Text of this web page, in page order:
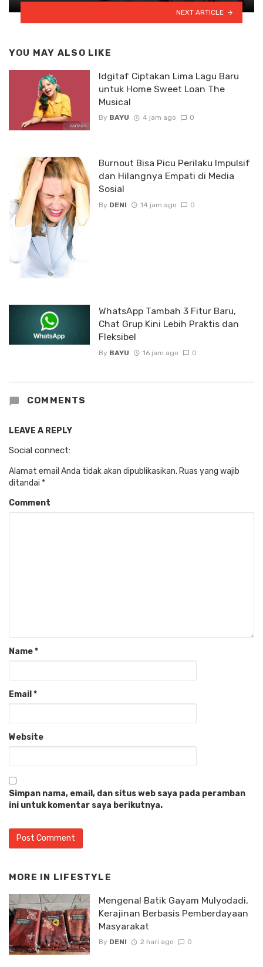
NEXT ARTICLE
YOU MAY ALSO LIKE
Idgitaf Ciptakan Lima Lagu Baru
untuk Home Sweet Loan The
Musical
By BAYU 4 jam ago 0
Burnout Bisa Picu Perilaku Impulsif
dan Hilangnya Empati di Media
Sosial
By DENI 14 jam ago 0
WhatsApp Tambah 3 Fitur Baru,
Chat Grup Kini Lebih Praktis dan
Fleksibel
By BAYU 16 jam ago 0
COMMENTS
LEAVE A REPLY
Social connect:
Alamat email Anda tidak akan dipublikasikan. Ruas yang wajib
ditandai *
Comment
Name*
Email *
Website
Simpan nama, email, dan situs web saya pada peramban
ini untuk komentar saya berikutnya.
MORE IN LIFESTYLE
Mengenal Batik Gayam Mulyodadi,
Kerajinan Berbasis Pemberdayaan
Masyarakat
By DENI 2 hari ago 0